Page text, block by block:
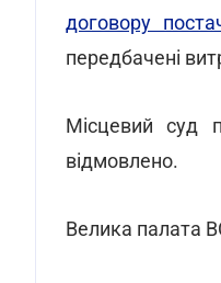
договору
передбачені
Місцевий суд
відмовлено.
Велика палата